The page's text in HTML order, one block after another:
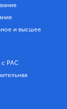
и высшее
с РАС